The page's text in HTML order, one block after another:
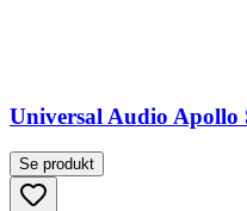
Universal Audio Apollo
Se produkt